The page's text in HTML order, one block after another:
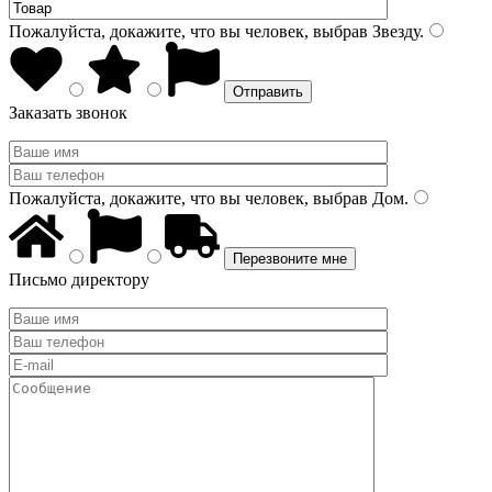
Пожалуйста, докажите, что вы человек, выбрав Звезду.
Заказать звонок
Пожалуйста, докажите, что вы человек, выбрав Дом.
Письмо директору